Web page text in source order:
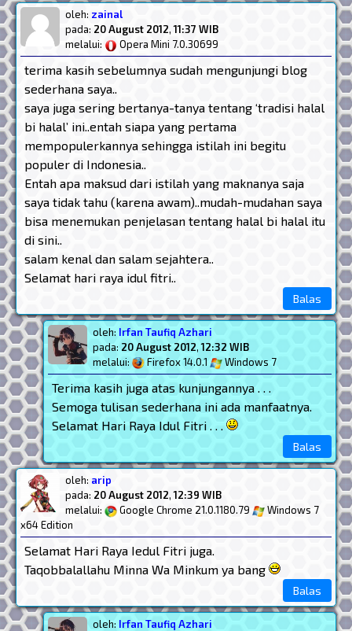
oleh: zainal
pada: 20 August 2012,11:37 WIB
melalui:
Opera Mini 7.0.30699
terima kasih sebelumnya sudah mengunjungi blog
sederhana saya..
saya juga sering bertanya-tanya tentang ‘tradisi halal
bi halal’ ini..entah siapa yang pertama
mempopulerkannya sehingga istilah ini begitu
populer di Indonesia..
Entah apa maksud dari istilah yang maknanya saja
saya tidak tahu (karena awam)..mudah-mudahan saya
bisa menemukan penjelasan tentang halal bi halal itu
di sini..
salam kenal dan salam sejahtera..
Selamat hari raya idul fitri..
Balas
oleh: Irfan Taufiq Azhari
pada: 20 August 2012,12:32 WIB
melalui:
Firefox 14.0.1 Windows 7
Terima kasih juga atas kunjungannya . . .
Semoga tulisan sederhana ini ada manfaatnya.
Selamat Hari Raya Idul Fitri . . .
Balas
oleh: arip
pada: 20 August 2012,12:39 WIB
melalui:
Google Chrome 21.0.1180.79
Windows 7
x64 Edition
Selamat Hari Raya Iedul Fitri juga.
Taqobbalallahu Minna Wa Minkum ya bang
Balas
oleh: Irfan Taufiq Azhari